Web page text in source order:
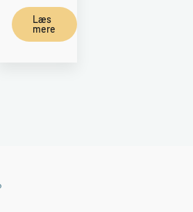
Læs
mere